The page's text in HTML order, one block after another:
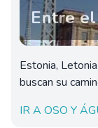
Entre
Estonia,
buscan su
IR A OSO Y